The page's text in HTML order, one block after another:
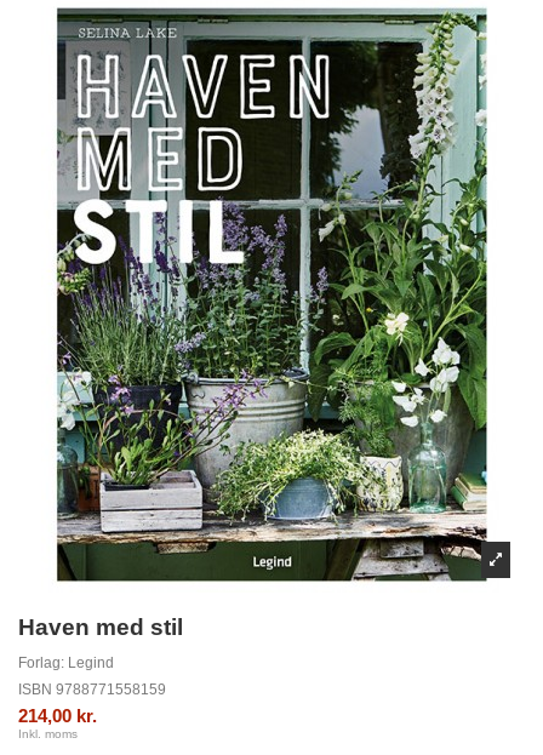
Haven med stil
Forlag: Legind
ISBN 9788771558159
214,00 kr.
Inkl. moms